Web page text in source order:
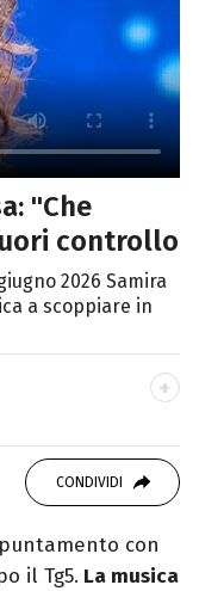
"Che
controllo
2026 Samira
a scoppiare in
calcio, la TV e la
CONDIVIDI
con
il Tg5. La musica